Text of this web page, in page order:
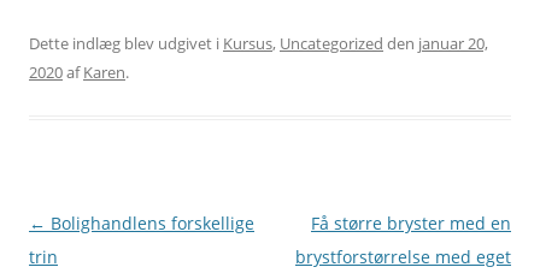
Dette indlæg blev udgivet i Kursus, Uncategorized den januar 20,
2020afKaren.
Indlægsnavigation
← Bolighandlens forskellige
trin
Få større bryster med en
brystforstørrelse med eget